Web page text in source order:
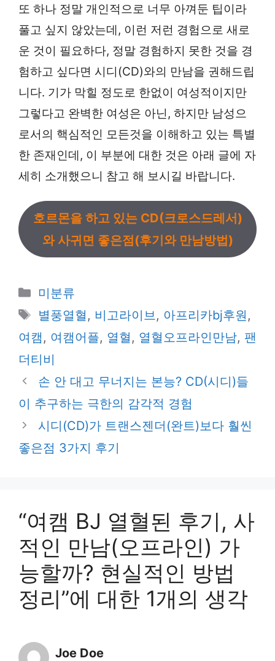
또 하나 정말 개인적으로 너무 아껴둔 팁이라
풀고 싶지 않았는데, 이런 저런 경험으로 새로
운 것이 필요하다, 정말 경험하지 못한 것을 경
험하고 싶다면 시디(CD)와의 만남을 권해드립
니다. 기가 막힐 정도로 한없이 여성적이지만
그렇다고 완벽한 여성은 아닌, 하지만 남성으
로서의 핵심적인 모든것을 이해하고 있는 특별
한 존재인데, 이 부분에 대한 것은 아래 글에 자
세히 소개했으니 참고 해 보시길 바랍니다.
호르몬을 하고 있는 CD(크로스드레서)
와 사귀면 좋은점(후기와 만남방법)
카
테
리
미분류
태
그
별풍열혈 , 비고라이브 , 아프리카bj후원 ,
여캠 , 여캠어플, 열혈 , 열혈오프라인만남, 팬
더티비
손 안 대고 무너지는 본능? CD(시디)들
이 추구하는 극한의 감각적 경험
시디(CD)가 트랜스젠더(완트)보다 훨씬
좋은점 3가지 후기
“여캠 BJ 열혈된 후기, 사
적인 만남(오프라인) 가
능할까? 현실적인 방법
정리”에 대한 1개의 생각
Joe Doe